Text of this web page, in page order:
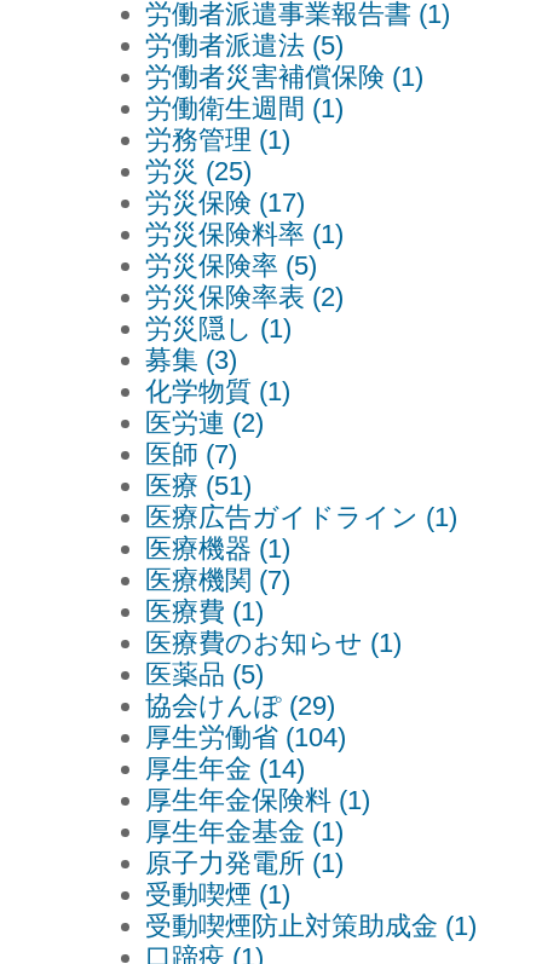
労働者派遣事業報告書 (1)
労働者派遣法 (5)
労働者災害補償保険 (1)
労働衛生週間 (1)
労務管理 (1)
労災 (25)
労災保険 (17)
労災保険料率 (1)
労災保険率 (5)
労災保険率表 (2)
労災隠し (1)
募集 (3)
化学物質 (1)
医労連 (2)
医師 (7)
医療 (51)
医療広告ガイドライン (1)
医療機器 (1)
医療機関 (7)
医療費 (1)
医療費のお知らせ (1)
医薬品 (5)
協会けんぽ (29)
厚生労働省 (104)
厚生年金 (14)
厚生年金保険料 (1)
厚生年金基金 (1)
原子力発電所 (1)
受動喫煙 (1)
受動喫煙防止対策助成金 (1)
口蹄疫 (1)